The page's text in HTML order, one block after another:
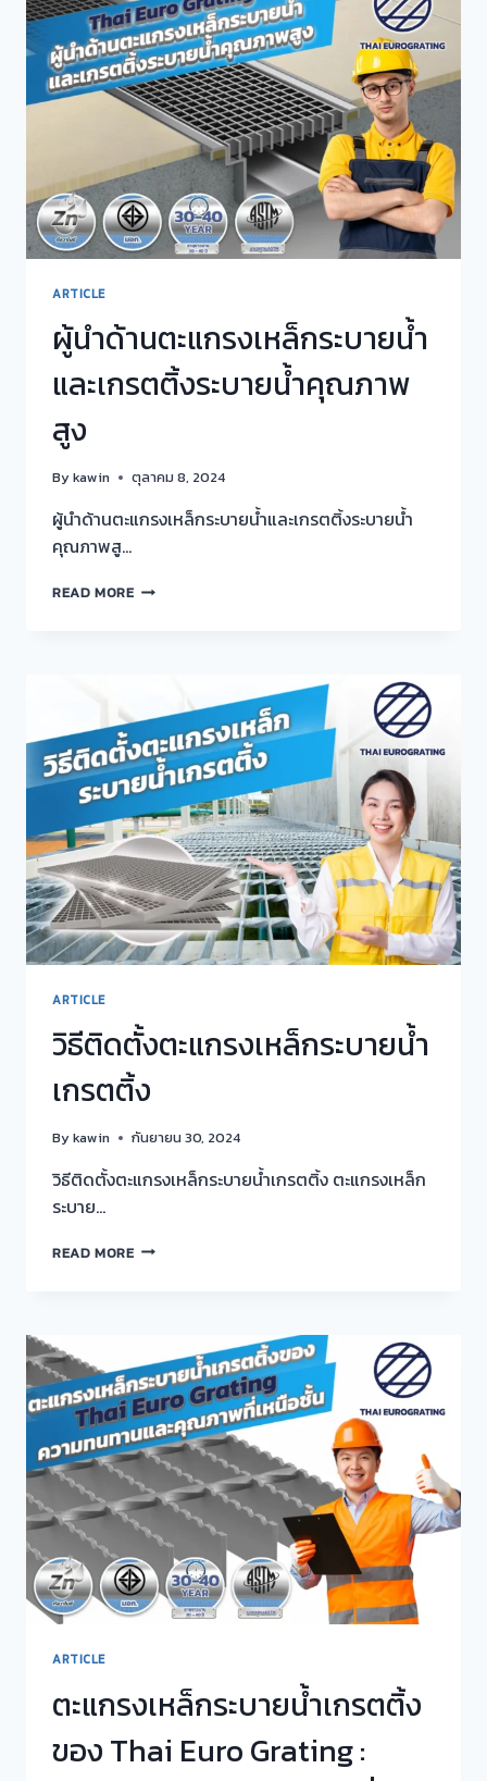
ตะแกรง
เหล็ก
ระบาย
น้ำ
ความ
สำคัญ
วิธี
การ
ติด
ตั้ง
ARTICLE
ผู้นำด้านตะแกรงเหล็กระบายน้ำ
และเกรตติ้งระบายน้ำคุณภาพ
สูง
Bykawin ตุลาคม 8, 2024
ผู้นำด้านตะแกรงเหล็กระบายน้ำและเกรตติ้งระบายน้ำ
คุณภาพสู…
READ MOREผู้นำ
และ
เก
รต
ติ้ง
ระบาย
น้ำ
คุณภาพ
สูง
ARTICLE
วิธีติดตั้งตะแกรงเหล็กระบายน้ำ
เกรตติ้ง
Bykawin กันยายน 30, 2024
วิธีติดตั้งตะแกรงเหล็กระบายน้ำเกรตติ้ง ตะแกรงเหล็ก
ระบาย…
READ MOREวิธี
ระบาย
น้ำ
เก
รต
ติ้ง
ARTICLE
ตะแกรงเหล็กระบายน้ำเกรตติ้ง
ของ Thai Euro Grating :